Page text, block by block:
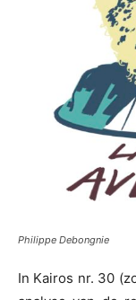
Philippe Debongnie
In Kairos nr. 30